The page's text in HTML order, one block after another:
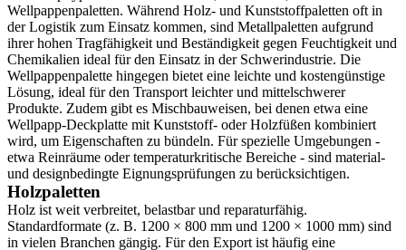
Wellpappenpaletten. Während Holz- und Kunststoffpaletten oft in
der Logistik zum Einsatz kommen, sind Metallpaletten aufgrund
ihrer hohen Tragfähigkeit und Beständigkeit gegen Feuchtigkeit und
Chemikalien ideal für den Einsatz in der Schwerindustrie. Die
Wellpappenpalette hingegen bietet eine leichte und kostengünstige
Lösung, ideal für den Transport leichter und mittelschwerer
Produkte. Zudem gibt es Mischbauweisen, bei denen etwa eine
Wellpapp-Deckplatte mit Kunststoff- oder Holzfüßen kombiniert
wird, um Eigenschaften zu bündeln. Für spezielle Umgebungen -
etwa Reinräume oder temperaturkritische Bereiche - sind material-
und designbedingte Eignungsprüfungen zu berücksichtigen.
Holzpaletten
Holz ist weit verbreitet, belastbar und reparaturfähig.
Standardformate (z. B. 1200 × 800 mm und 1200 × 1000 mm) sind
in vielen Branchen gängig. Für den Export ist häufig eine